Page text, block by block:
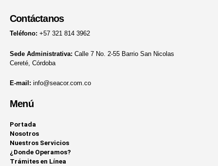
Contáctanos
Teléfono: +57 321 814 3962
Sede Administrativa: Calle 7 No. 2-55 Barrio San Nicolas
Cereté, Córdoba
E-mail: info@seacor.com.co
Menú
Portada
Nosotros
Nuestros Servicios
¿Donde Operamos?
Trámites en Línea